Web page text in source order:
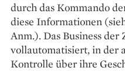
durch das Kommando
diese Informationen
Anm.). Das Business
vollautomatisiert, in der
Kontrolle über ihre